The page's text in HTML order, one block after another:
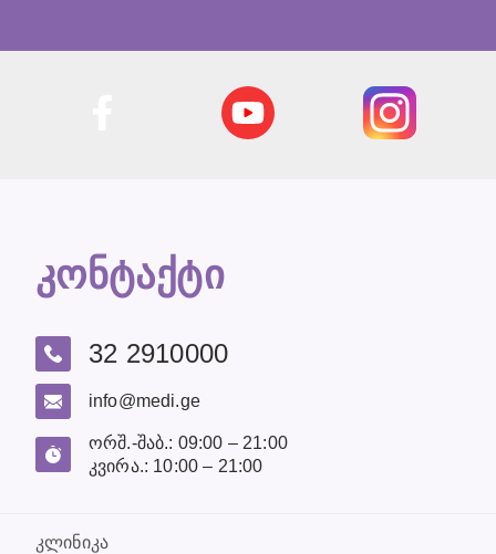
კონტაქტი
32 2910000
info@medi.ge
ორშ.-შაბ.: 09:00 – 21:00
კვირა.: 10:00 – 21:00
კლინიკა